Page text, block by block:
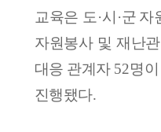
교육은 도·시 ·군 자
자원봉사 및 재난
대응 관계자 52명
진행됐다.